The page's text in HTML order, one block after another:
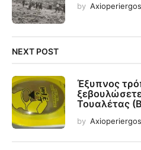
by Axioperiergos
NEXT POST
Έξυπνος
Τουαλέτας
by Axioperiergos